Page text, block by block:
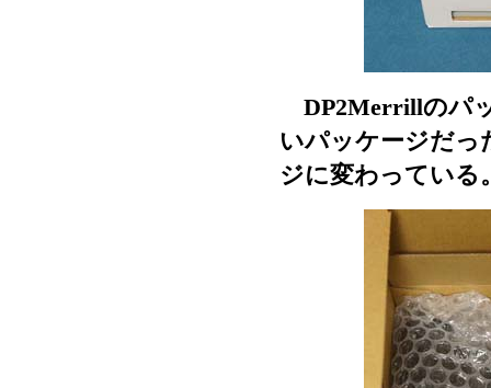
DP2Merrillのパ
いパッケージだ
ジに変わっている